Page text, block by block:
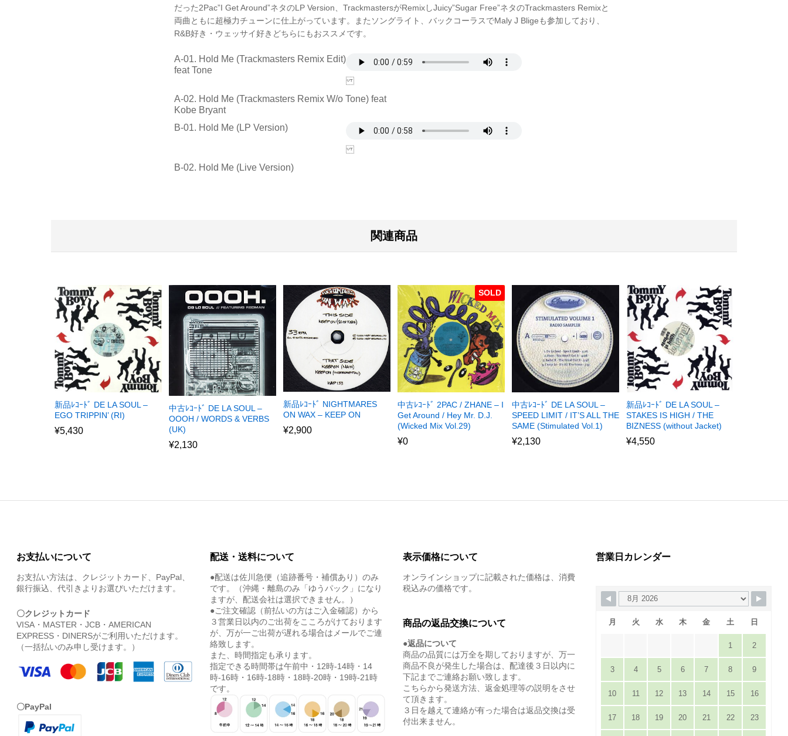
だった2Pac”I Get Around”ネタのLP Version、TrackmastersがRemixしJuicy”Sugar Free”ネタのTrackmasters Remixと
両曲ともに超極力チューンに仕上がっています。またソングライト、バックコーラスでMaly J Bligeも参加しており、
R&B好き・ウェッサイ好きどちらにもおススメです。
A-01. Hold Me (Trackmasters Remix Edit)
feat Tone
A-02. Hold Me (Trackmasters Remix W/o Tone) feat
Kobe Bryant
B-01. Hold Me (LP Version)
B-02. Hold Me (Live Version)
関連商品
新品ﾚｺｰﾄﾞ DE LA SOUL –
EGO TRIPPIN’ (RI)
¥5,430
中古ﾚｺｰﾄﾞ DE LA SOUL –
OOOH / WORDS & VERBS
(UK)
¥2,130
新品ﾚｺｰﾄﾞ NIGHTMARES
ON WAX – KEEP ON
¥2,900
SOLD
中古ﾚｺｰﾄﾞ 2PAC / ZHANE – I
Get Around / Hey Mr. D.J.
(Wicked Mix Vol.29)
¥0
中古ﾚｺｰﾄﾞ DE LA SOUL –
SPEED LIMIT / IT’S ALL THE
SAME (Stimulated Vol.1)
¥2,130
新品ﾚｺｰﾄﾞ DE LA SOUL –
STAKES IS HIGH / THE
BIZNESS (without Jacket)
¥4,550
お支払いについて
お支払い方法は、クレジットカード、PayPal、
銀行振込、代引きよりお選びいただけます。
〇クレジットカード
VISA・MASTER・JCB・AMERICAN
EXPRESS・DINERSがご利用いただけます。
（一括払いのみ申し受けます。）
〇PayPal
配送・送料について
●配送は佐川急便（追跡番号・補償あり）のみ
です。（沖縄・離島のみ「ゆうパック」になり
ますが、配送会社は選択できません。）
●ご注文確認（前払いの方はご入金確認）から
３営業日以内のご出荷をこころがけております
が、万が一ご出荷が遅れる場合はメールでご連
絡致します。
また、時間指定も承ります。
指定できる時間帯は午前中・12時-14時・14
時-16時・16時-18時・18時-20時・19時-21時
です。
表示価格について
オンラインショップに記載された価格は、消費
税込みの価格です。
商品の返品交換について
●返品について
商品の品質には万全を期しておりますが、万一
商品不良が発生した場合は、配達後３日以内に
下記までご連絡お願い致します。
こちらから発送方法、返金処理等の説明をさせ
て頂きます。
３日を越えて連絡が有った場合は返品交換は受
付出来ません。
営業日カレンダー
月 火 水 木 金 土 日
1 2
3 4 5 6 7 8 9
10 11 12 13 14 15 16
17 18 19 20 21 22 23